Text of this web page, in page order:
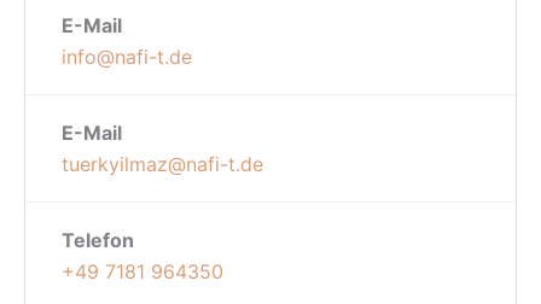
E-Mail
info@nafi-t.de
E-Mail
tuerkyilmaz@nafi-t.de
Telefon
+49 7181 964350